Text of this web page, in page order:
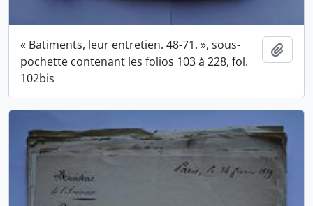
« Batiments, leur entretien. 48-71. », sous-
pochette contenant les folios 103 à 228, fol.
102bis